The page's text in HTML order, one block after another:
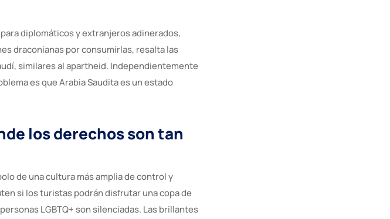
diplomáticos y extranjeros adinerados,
draconianas por consumirlas, resalta las
similares al apartheid. Independientemente
es que Arabia Saudita es un estado
los derechos son tan
de una cultura más amplia de control y
si los turistas podrán disfrutar una copa de
LGBTQ+ son silenciadas. Las brillantes